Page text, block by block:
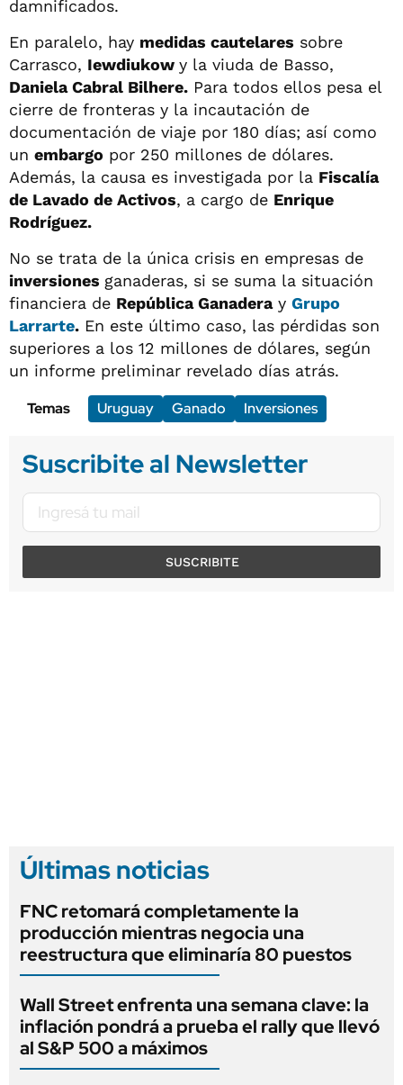
damnificados.
En paralelo, hay medidas cautelares sobre
Carrasco, Iewdiukow y la viuda de Basso,
Daniela Cabral Bilhere. Para todos ellos pesa el
cierre de fronteras y la incautación de
documentación de viaje por 180 días; así como
un embargo por 250 millones de dólares.
Además, la causa es investigada por la Fiscalía
de Lavado de Activos, a cargo de Enrique
Rodríguez.
No se trata de la única crisis en empresas de
inversiones ganaderas, si se suma la situación
financiera de República Ganaderay Grupo
Larrarte. En este último caso, las pérdidas son
superiores a los 12 millones de dólares, según
un informe preliminar revelado días atrás.
Temas
Uruguay Ganado Inversiones
Suscribite al Newsletter
SUSCRIBITE
Últimas noticias
FNC retomará completamente la
producción mientras negocia una
reestructura que eliminaría 80 puestos
Wall Street enfrenta una semana clave: la
inflación pondrá a prueba el rally que llevó
al S&P 500 a máximos